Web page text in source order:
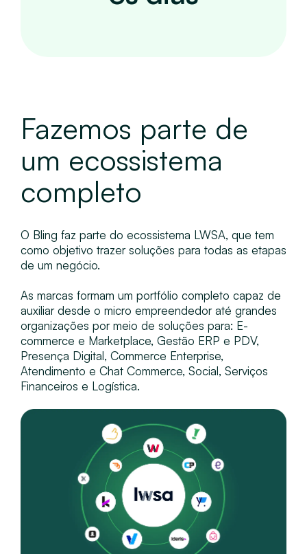
Fazemos parte de
um ecossistema
completo
O Bling faz parte do ecossistema LWSA, que tem
como objetivo trazer soluções para todas as etapas
de um negócio.
As marcas formam um portfólio completo capaz de
auxiliar desde o micro empreendedor até grandes
organizações por meio de soluções para: E-
commerce e Marketplace, Gestão ERP e PDV,
Presença Digital, Commerce Enterprise,
Atendimento e Chat Commerce, Social, Serviços
Financeiros e Logística.